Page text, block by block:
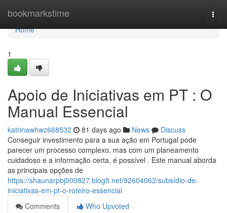
bookmarkstime
Home
Home
1
Apoio de Iniciativas em PT : O
Manual Essencial
katrinawhwz668532 81 days ago News
Discuss
Conseguir investimento para a sua ação em Portugal pode
parecer um processo complexo, mas com um planeamento
cuidadoso e a informação certa, é possível . Este manual aborda
as principais opções de
https://shaunarpbj000827.blog5.net/92604062/subsídio-de-
iniciativas-em-pt-o-roteiro-essencial
Comments
Who Upvoted